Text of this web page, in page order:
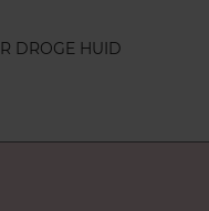
DROGE HUID